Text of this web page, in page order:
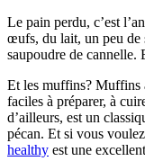
Le pain perdu, c’est
œufs, du lait, un peu de
saupoudre de cannelle.
Et les muffins? Muffins
faciles à préparer, à
d’ailleurs, est un
pécan. Et si vous
healthy est une